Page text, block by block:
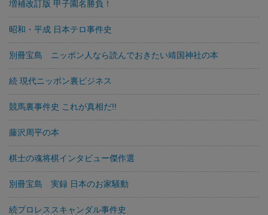
増補改訂版 甲子園名勝負！
昭和・平成 日本テロ事件史
別冊宝島 ニッポン人なら読んでおきたい靖国神社の本
続 現代ニッポン裏ビジネス
競馬裏事件史 これが真相だ!!
藤沢周平の本
棋士の魂将棋インタビュー傑作選
別冊宝島 実録 日本のお家騒動
続プロレススキャンダル事件史